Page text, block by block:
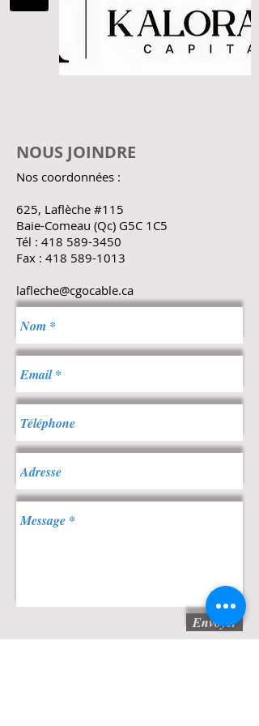
NOUS JOINDRE
Nos coordonnées :
625, Laflèche #115
Baie-Comeau (Qc) G5C 1C5
Tél : 418 589-3450
Fax : 418 589-1013
lafleche@cgocable.ca
Envoyer